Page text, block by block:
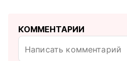
КОММЕНТАРИИ